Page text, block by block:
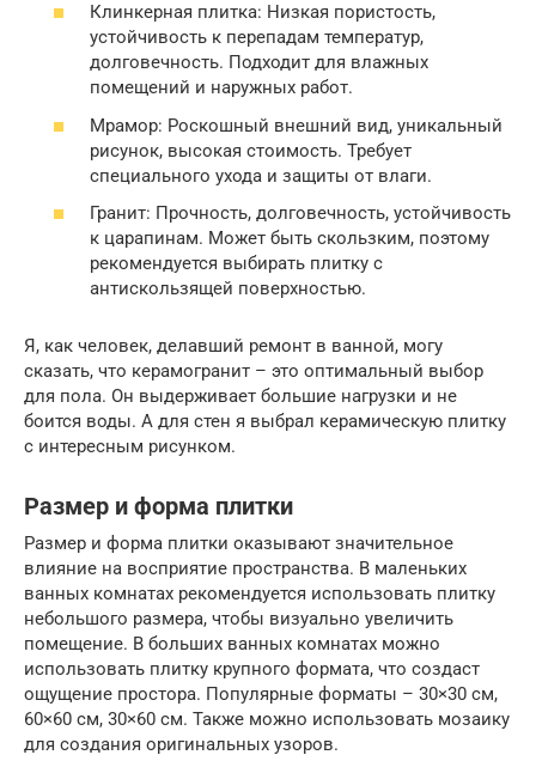
Клинкерная плитка: Низкая пористость,
устойчивость к перепадам температур,
долговечность. Подходит для влажных
помещений и наружных работ.
Мрамор: Роскошный внешний вид, уникальный
рисунок, высокая стоимость. Требует
специального ухода и защиты от влаги.
Гранит: Прочность, долговечность, устойчивость
к царапинам. Может быть скользким, поэтому
рекомендуется выбирать плитку с
антискользящей поверхностью.
Я, как человек, делавший ремонт в ванной, могу
сказать, что керамогранит – это оптимальный выбор
для пола. Он выдерживает большие нагрузки и не
боится воды. А для стен я выбрал керамическую плитку
с интересным рисунком.
Размер и форма плитки
Размер и форма плитки оказывают значительное
влияние на восприятие пространства. В маленьких
ванных комнатах рекомендуется использовать плитку
небольшого размера, чтобы визуально увеличить
помещение. В больших ванных комнатах можно
использовать плитку крупного формата, что создаст
ощущение простора. Популярные форматы – 30×30 см,
60×60 см, 30×60 см. Также можно использовать мозаику
для создания оригинальных узоров.